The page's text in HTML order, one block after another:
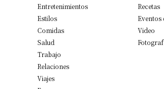
Entretenimientos
Estilos
Comidas
Salud
Trabajo
Relaciones
Viajes
Recetas
Eventos
Video